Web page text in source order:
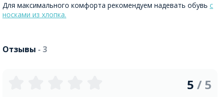
Для максимального комфорта рекомендуем надевать обувь с
носками из хлопка.
Отзывы - 3
5 / 5